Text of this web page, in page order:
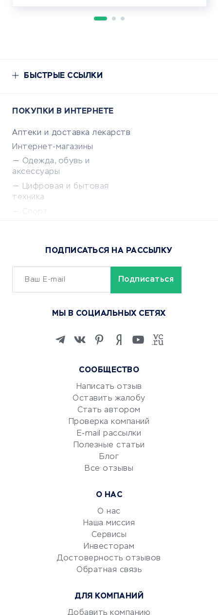
БЫСТРЫЕ ССЫЛКИ
ПОКУПКИ В ИНТЕРНЕТЕ
Аптеки и доставка лекарств
Интернет-магазины
Одежда, обувь и
аксессуары
Цифровая и бытовая
техника
Сервисы доставки
ОБУЧЕНИЕ И РАБОТА
Изучение иностранных
Маркетинг и продажи
Репетиторство
Красота и здоровье
Сервисы по поиску работы
Сетевой маркетинг
УСЛУГИ ДЛЯ БИЗНЕСА
документооборот
Юридические компании
Аудиторские компании
СООБЩЕСТВО
Написать отзыв
Оставить жалобу
Стать автором
Проверка компаний
E-mail рассылки
Полезные статьи
Блог
Все отзывы
О НАС
О нас
Наша миссия
Сервисы
Инвесторам
Достоверность отзывов
Обратная связь
ДЛЯ КОМПАНИЙ
Добавить компанию
ПОДПИСАТЬСЯ НА РАССЫЛКУ
МЫ В СОЦИАЛЬНЫХ СЕТЯХ